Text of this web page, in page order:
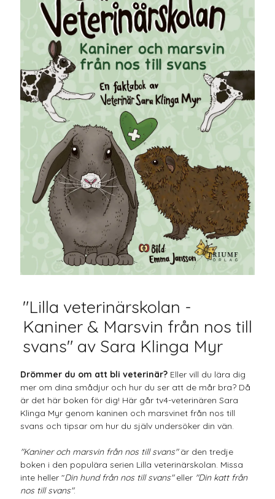
"Lilla veterinärskolan -
Kaniner & Marsvin från nos till
svans" av Sara Klinga Myr
Drömmer du om att bli veterinär? Eller vill du lära dig
mer om dina smådjur och hur du ser att de mår bra? Då
är det här boken för dig! Här går tv4-veterinären Sara
Klinga Myr genom kaninen och marsvinet från nos till
svans och tipsar om hur du själv undersöker din vän.
"Kaniner och marsvin från nos till svans"är den tredje
boken i den populära serien Lilla veterinärskolan. Missa
inte heller "Din hund från nos till svans" eller "Din katt från
nos till svans".